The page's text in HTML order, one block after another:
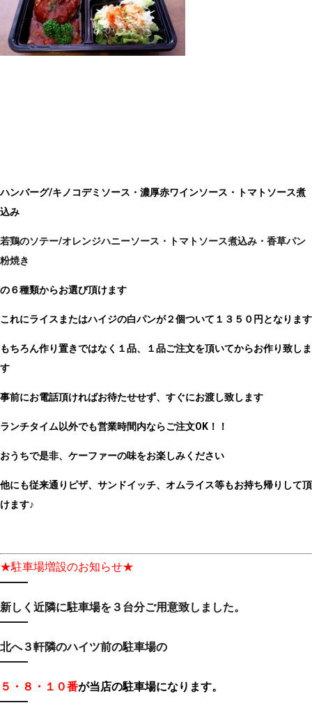
ハンバーグ/キノコデミソース・濃厚赤ワインソース・トマトソース煮
込み
若鶏のソテー/オレンジハニーソース・トマトソース煮込み・香草パン
粉焼き
の６種類からお選び頂けます
これにライスまたはハイジの白パンが２個ついて１３５０円 となります
もちろん作り置きではなく１品、１品ご注文を頂いてからお作り致しま
す
事前にお電話頂ければお待たせせず、すぐにお渡し致します
ランチタイム以外でも営業時間内ならご注文OK！！
おうちで是非、ケーファーの味をお楽しみください
他にも従来通りピザ、サンドイッチ、オムライス等もお持ち帰りして頂
けます♪
★駐車場増設のお知らせ★
新しく近隣に駐車場を３台分ご用意致しました。
北へ３軒隣のハイツ前の駐車場の
５・８・１０番が当店の駐車場になります。